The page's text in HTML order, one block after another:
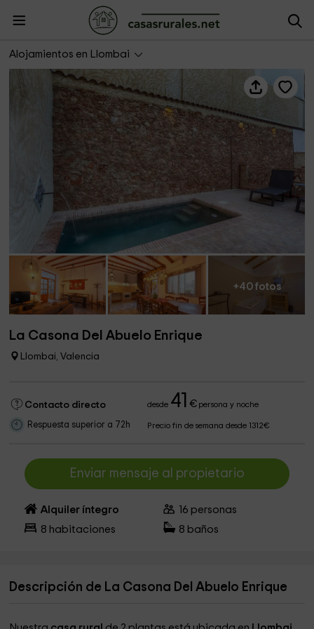
Alojamientos en Llombai
La Casona Del Abuelo Enrique
+40 fotos
La Casona Del Abuelo Enrique
Llombai, Valencia
Contacto directo desde 41 €persona y noche
Respuesta superior a 72h Precio fin de semana desde 1312€
Enviar mensaje al propietario
Alquiler íntegro 16 personas
8 habitaciones 8 baños
Descripción de La Casona Del Abuelo Enrique